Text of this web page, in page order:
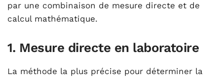
par une combinaison de mesure directe et de
calcul mathématique.
1. Mesure directe en laboratoire
La méthode la plus précise pour déterminer la